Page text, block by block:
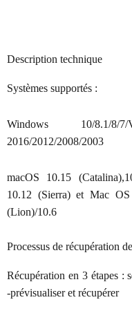
Description technique
Systèmes supportés :
Windows 10/8.1/8/
2016/2012/2008/2003
macOS 10.15
10.12 (Sierra) et Mac
(Lion)/10.6
Processus de récupération
Récupération en 3 étapes :
-prévisualiser et récupérer